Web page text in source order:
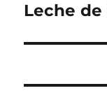
Entrada
Leche